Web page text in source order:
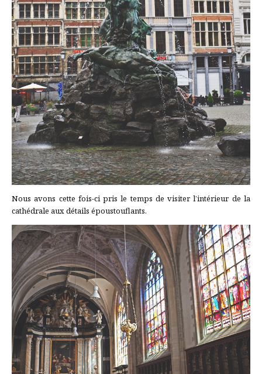
Nous avons cette fois-ci pris le temps de visiter l’intérieur de la
cathédrale aux détails époustouflants.